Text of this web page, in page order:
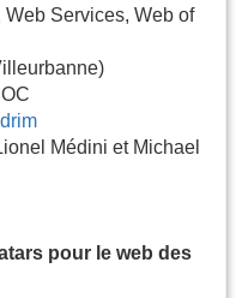
Web Services, Web of
Médini et Michael
pour le web des